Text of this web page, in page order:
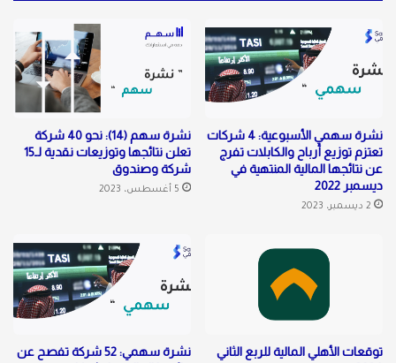
نشرة سهمي الأسبوعية: 4 شركات
تعتزم توزيع أرباح والكابلات تفرج
عن نتائجها المالية المنتهية في
ديسمبر 2022
2 ديسمبر، 2023
نشرة سهم (14): نحو 40 شركة
تعلن نتائجها وتوزيعات نقدية لـ15
شركة وصندوق
5 أغسطس، 2023
توقعات الأهلي المالية للربع الثاني
نشرة سهمي: 52 شركة تفصح عن